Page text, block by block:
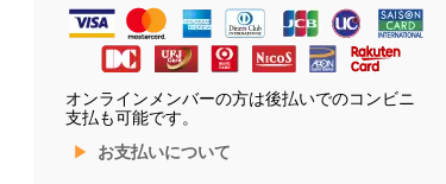
オンラインメンバーの方は後払いでのコンビニ
支払も可能です。
お支払いについて